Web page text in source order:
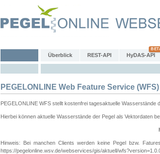
Überblick REST-API HyDAS-API
PEGELONLINE Web Feature Service (WFS)
PEGELONLINE WFS stellt kostenfrei tagesaktuelle
Hierbei können aktuelle Wasserstände der Pegel als Vektordaten
Hinweis: Bei manchen Clients werden keine Pegel bzw.
https://pegelonline.wsv.de/webservices/gis/aktuell/